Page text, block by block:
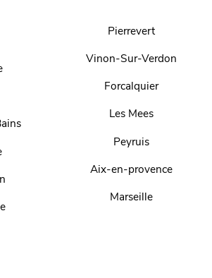
Pierrevert
Vinon-Sur-Verdon
Forcalquier
Les Mees
Peyruis
Aix-en-provence
Marseille